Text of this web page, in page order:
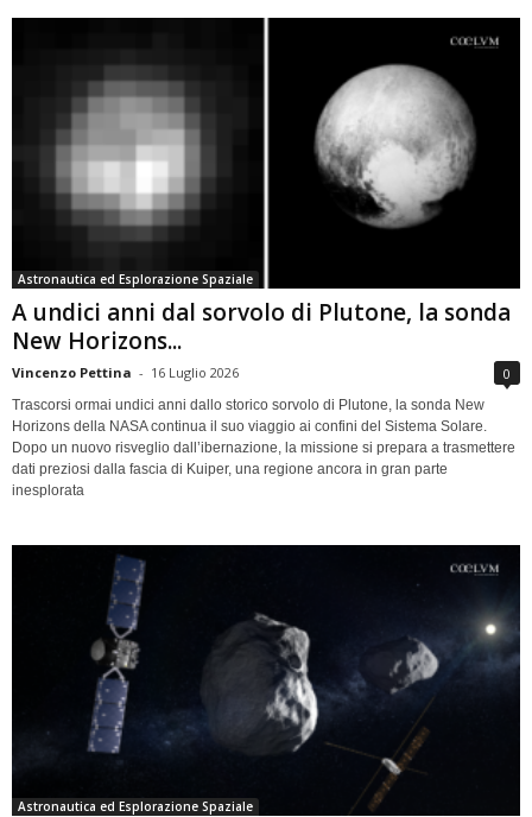
Astronautica ed Esplorazione Spaziale
A undici anni dal sorvolo di Plutone, la sonda
New Horizons...
Vincenzo Pettina - 16 Luglio 2026 0
Trascorsi ormai undici anni dallo storico sorvolo di Plutone, la sonda New
Horizons della NASA continua il suo viaggio ai confini del Sistema Solare.
Dopo un nuovo risveglio dall’ibernazione, la missione si prepara a trasmettere
dati preziosi dalla fascia di Kuiper, una regione ancora in gran parte
inesplorata
Astronautica ed Esplorazione Spaziale